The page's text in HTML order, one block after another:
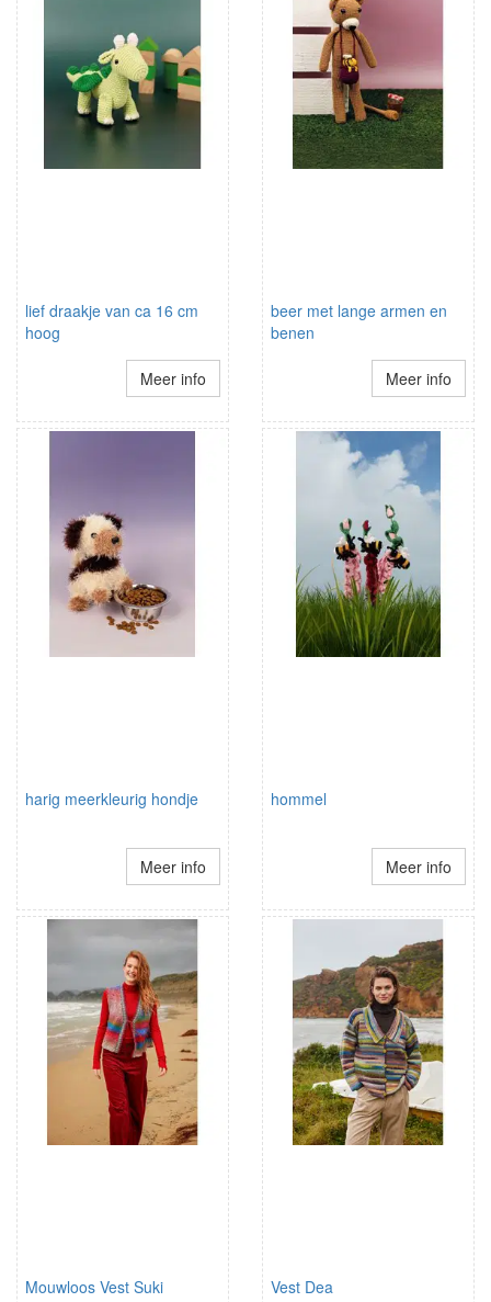
lief draakje van ca 16 cm
hoog
Meer info
beer met lange armen en
benen
Meer info
harig meerkleurig hondje
Meer info
hommel
Meer info
Mouwloos Vest Suki Vest Dea